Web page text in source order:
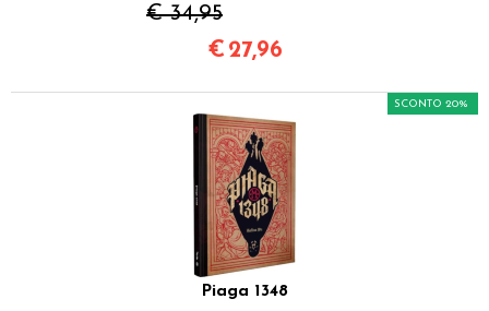
€ 34,95
€ 27,96
Piaga 1348
SCONTO 20%